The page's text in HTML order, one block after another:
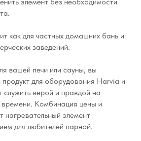
элемент без необходимости
как для частных домашних бань и
заведений.
вашей печи или сауны, вы
для оборудования Harvia и
служить верой и правдой на
времени. Комбинация цены и
нагревательный элемент
для любителей парной.